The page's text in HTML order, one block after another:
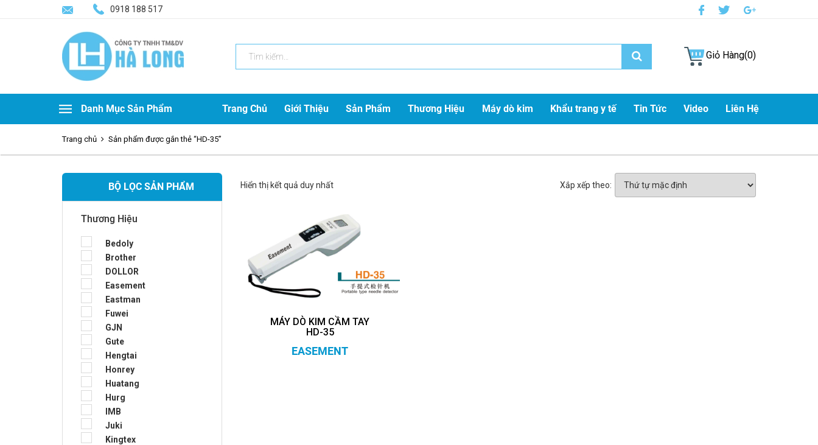
0918 188 517
Giỏ Hàng(0)
Danh Mục Sản Phẩm Trang Chủ Giới Thiệu Sản Phẩm Thương Hiệu Máy dò kim Khẩu trang y tế Tin Tức Video Liên Hệ
Trang chủ Sản phẩm được gắn thẻ “HD-35”
BỘ LỌC SẢN PHẨM
Thương Hiệu
Bedoly
Brother
DOLLOR
Easement
Eastman
Fuwei
GJN
Gute
Hengtai
Honrey
Huatang
Hurg
IMB
Juki
Kingtex
Hiển thị kết quả duy nhất Xắp xếp theo:
MÁY DÒ KIM CẦM TAY
HD-35
EASEMENT